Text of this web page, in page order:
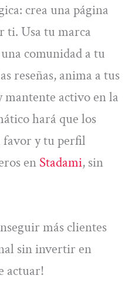
crea una página
ti. Usa tu marca
comunidad a tu
reseñas, anima a tus
mantente activo en la
hará que los
favor y tu perfil
en Stadami, sin
más clientes
sin invertir en
actuar!